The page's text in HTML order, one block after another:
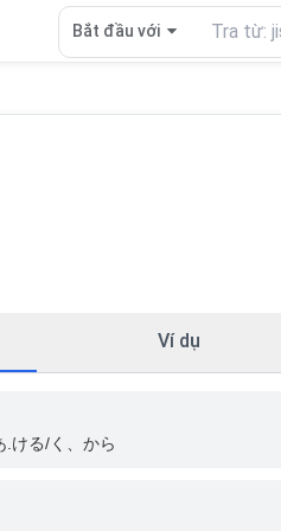
Bắt đầu với
Ví dụ
.ける/く、から